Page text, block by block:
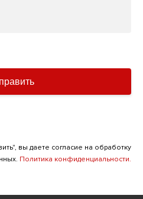
вы даете согласие на обработку
Политика конфиденциальности.